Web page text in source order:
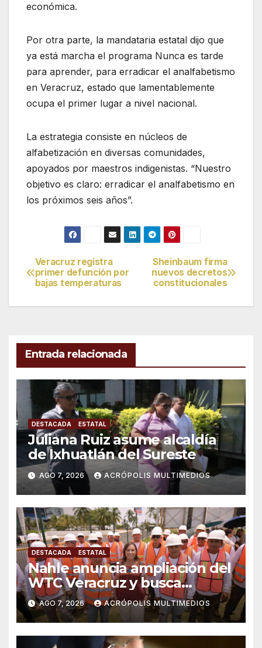
económica.
Por otra parte, la mandataria estatal dijo que
ya está marcha el programa Nunca es tarde
para aprender, para erradicar el analfabetismo
en Veracruz, estado que lamentablemente
ocupa el primer lugar a nivel nacional.
La estrategia consiste en núcleos de
alfabetización en diversas comunidades,
apoyados por maestros indigenistas. “Nuestro
objetivo es claro: erradicar el analfabetismo en
los próximos seis años”.
Navegación
de
Sheinbaum firma
nuevos decretos
constitucionales
Veracruz registra
primer defunción por
bajas temperaturas
Entrada relacionada
DESTACADA ESTATAL
Juliana Ruiz asume alcaldía
de Ixhuatlán del Sureste
AGO 7, 2026 ACRÓPOLIS MULTIMEDIOS
DESTACADA ESTATAL
Nahle anuncia ampliación del
WTC Veracruz y busca
solución para ingenio en crisis
AGO 7, 2026 ACRÓPOLIS MULTIMEDIOS